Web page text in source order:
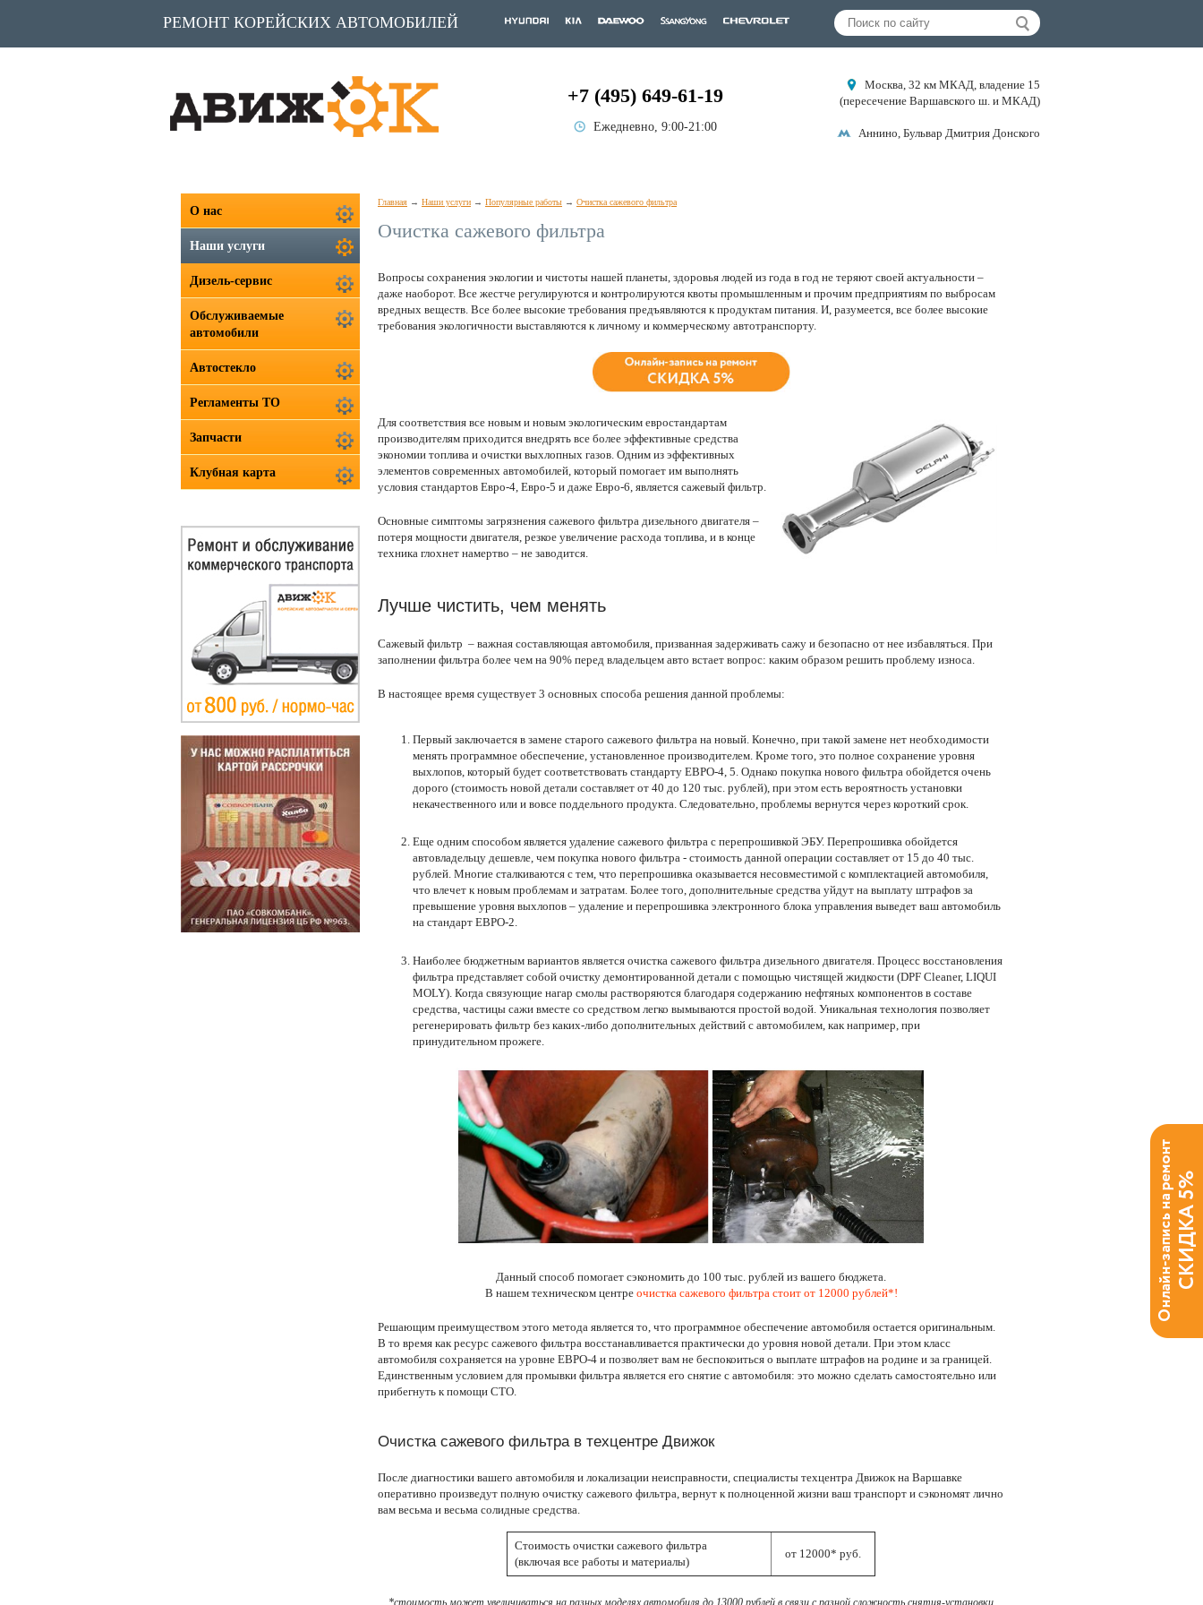
РЕМОНТ КОРЕЙСКИХ АВТОМОБИЛЕЙ
+7 (495) 649-61-19
Ежедневно, 9:00-21:00
Москва, 32 км МКАД, владение 15
(пересечение Варшавского ш. и МКАД)
Аннино, Бульвар Дмитрия Донского
Главная Наши услуги Популярные работы Очистка сажевого фильтра
Очистка сажевого фильтра
Вопросы сохранения экологии и чистоты нашей планеты, здоровья людей из года в год не теряют своей актуальности –
даже наоборот. Все жестче регулируются и контролируются квоты промышленным и прочим предприятиям по выбросам
вредных веществ. Все более высокие требования предъявляются к продуктам питания. И, разумеется, все более высокие
требования экологичности выставляются к личному и коммерческому автотранспорту.
Для соответствия все новым и новым экологическим евростандартам
производителям приходится внедрять все более эффективные средства
экономии топлива и очистки выхлопных газов. Одним из эффективных
элементов современных автомобилей, который помогает им выполнять
условия стандартов Евро-4, Евро-5 и даже Евро-6, является сажевый фильтр.
Основные симптомы загрязнения сажевого фильтра дизельного двигателя –
потеря мощности двигателя, резкое увеличение расхода топлива, и в конце
техника глохнет намертво – не заводится.
Лучше чистить, чем менять
Сажевый фильтр – важная составляющая автомобиля, призванная задерживать сажу и безопасно от нее избавляться. При
заполнении фильтра более чем на 90% перед владельцем авто встает вопрос: каким образом решить проблему износа.
В настоящее время существует 3 основных способа решения данной проблемы:
Первый заключается в замене старого сажевого фильтра на новый. Конечно, при такой замене нет необходимости
менять программное обеспечение, установленное производителем. Кроме того, это полное сохранение уровня
выхлопов, который будет соответствовать стандарту ЕВРО-4, 5. Однако покупка нового фильтра обойдется очень
дорого (стоимость новой детали составляет от 40 до 120 тыс. рублей), при этом есть вероятность установки
некачественного или и вовсе поддельного продукта. Следовательно, проблемы вернутся через короткий срок.
Еще одним способом является удаление сажевого фильтра с перепрошивкой ЭБУ. Перепрошивка обойдется
автовладельцу дешевле, чем покупка нового фильтра - стоимость данной операции составляет от 15 до 40 тыс.
рублей. Многие сталкиваются с тем, что перепрошивка оказывается несовместимой с комплектацией автомобиля,
что влечет к новым проблемам и затратам. Более того, дополнительные средства уйдут на выплату штрафов за
превышение уровня выхлопов – удаление и перепрошивка электронного блока управления выведет ваш автомобиль
на стандарт ЕВРО-2.
Наиболее бюджетным вариантов является очистка сажевого фильтра дизельного двигателя. Процесс восстановления
фильтра представляет собой очистку демонтированной детали с помощью чистящей жидкости (DPF Cleaner, LIQUI
MOLY). Когда связующие нагар смолы растворяются благодаря содержанию нефтяных компонентов в составе
средства, частицы сажи вместе со средством легко вымываются простой водой. Уникальная технология позволяет
регенерировать фильтр без каких-либо дополнительных действий с автомобилем, как например, при
принудительном прожеге.
Данный способ помогает сэкономить до 100 тыс. рублей из вашего бюджета.
В нашем техническом центре очистка сажевого фильтра стоит от 12000 рублей*!
Решающим преимуществом этого метода является то, что программное обеспечение автомобиля остается оригинальным.
В то время как ресурс сажевого фильтра восстанавливается практически до уровня новой детали. При этом класс
автомобиля сохраняется на уровне ЕВРО-4 и позволяет вам не беспокоиться о выплате штрафов на родине и за границей.
Единственным условием для промывки фильтра является его снятие с автомобиля: это можно сделать самостоятельно или
прибегнуть к помощи СТО.
Очистка сажевого фильтра в техцентре Движок
После диагностики вашего автомобиля и локализации неисправности, специалисты техцентра Движок на Варшавке
оперативно произведут полную очистку сажевого фильтра, вернут к полноценной жизни ваш транспорт и сэкономят лично
вам весьма и весьма солидные средства.
Стоимость очистки сажевого фильтра
(включая все работы и материалы)
от 12000* руб.
*стоимость может увеличиваться на разных моделях автомобиля до 13000 рублей в связи с разной сложность снятия-установки
О нас
Наши услуги
Дизель-сервис
Обслуживаемые
автомобили
Автостекло
Регламенты ТО
Запчасти
Клубная карта